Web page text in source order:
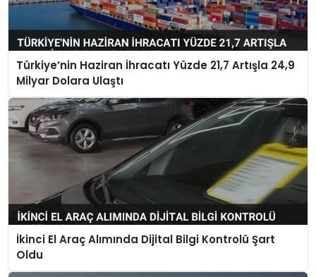
Türkiye’nin Haziran İhracatı Yüzde 21,7 Artışla 24,9
Milyar Dolara Ulaştı
İkinci El Araç Alımında Dijital Bilgi Kontrolü Şart
Oldu